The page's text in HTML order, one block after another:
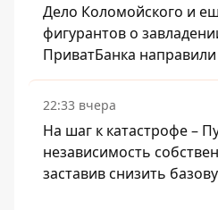
Дело Коломойского и
фигурантов о
ПриватБанка направили
22:33 вчера
На шаг к катастрофе –
независимость
заставив снизить